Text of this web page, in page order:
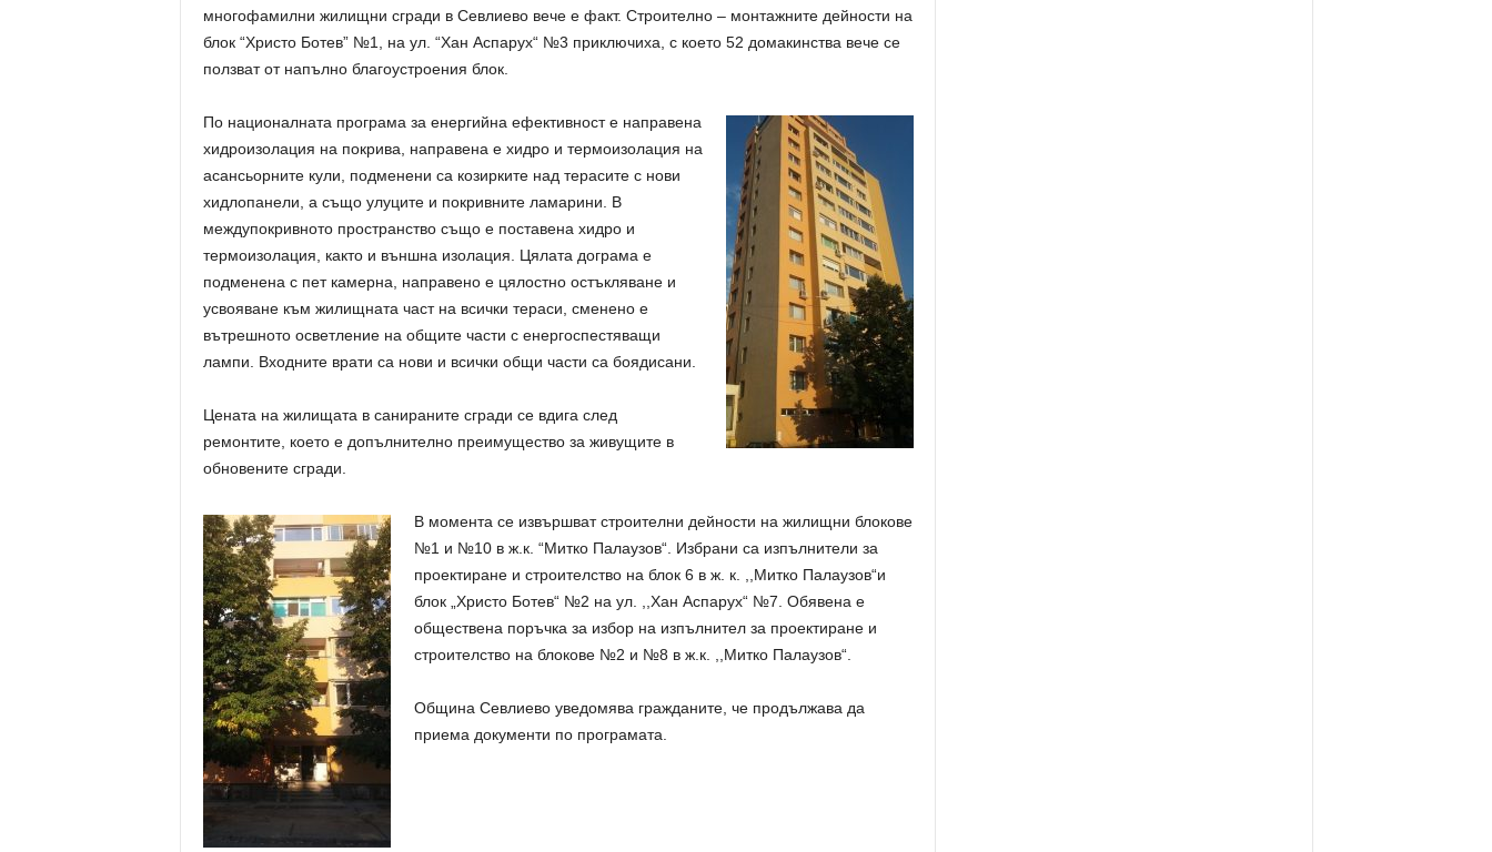
многофамилни жилищни сгради в Севлиево вече е факт. Строително – монтажните дейности на
блок “Христо Ботев” №1, на ул. “Хан Аспарух“ №3 приключиха, с което 52 домакинства вече се
ползват от напълно благоустроения блок.
По националната програма за енергийна ефективност е направена
хидроизолация на покрива, направена е хидро и термоизолация на
асансьорните кули, подменени са козирките над терасите с нови
хидлопанели, а също улуците и покривните ламарини. В
междупокривното пространство също е поставена хидро и
термоизолация, както и външна изолация. Цялата дограма е
подменена с пет камерна, направено е цялостно остъкляване и
усвояване към жилищната част на всички тераси, сменено е
вътрешното осветление на общите части с енергоспестяващи
лампи. Входните врати са нови и всички общи части са боядисани.
Цената на жилищата в санираните сгради се вдига след
ремонтите, което е допълнително преимущество за живущите в
обновените сгради.
В момента се извършват строителни дейности на жилищни блокове
№1 и №10 в ж.к. “Митко Палаузов“. Избрани са изпълнители за
проектиране и строителство на блок 6 в ж. к. ,,Митко Палаузов“и
блок „Христо Ботев“ №2 на ул. ,,Хан Аспарух“ №7. Обявена е
обществена поръчка за избор на изпълнител за проектиране и
строителство на блокове №2 и №8 в ж.к. ,,Митко Палаузов“.
Община Севлиево уведомява гражданите, че продължава да
приема документи по програмата.